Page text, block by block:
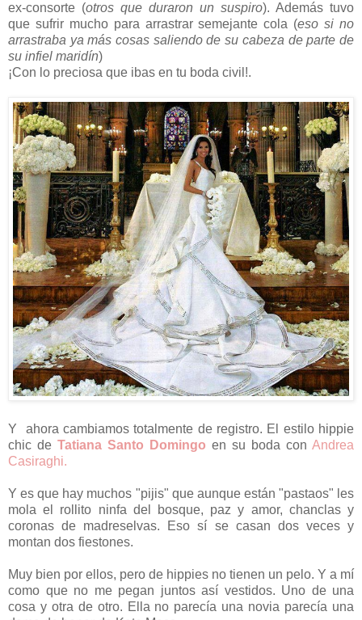
ex-consorte (otros que duraron un suspiro). Además tuvo
que sufrir mucho para arrastrar semejante cola (eso si no
arrastraba ya más cosas saliendo de su cabeza de parte de
su infiel maridín)
¡Con lo preciosa que ibas en tu boda civil!.
Y ahora cambiamos totalmente de registro. El estilo hippie
chic de Tatiana Santo Domingo en su boda con Andrea
Casiraghi.
Y es que hay muchos "pijis" que aunque están "pastaos" les
mola el rollito ninfa del bosque, paz y amor, chanclas y
coronas de madreselvas. Eso sí se casan dos veces y
montan dos fiestones.
Muy bien por ellos, pero de hippies no tienen un pelo. Y a mí
como que no me pegan juntos así vestidos. Uno de una
cosa y otra de otro. Ella no parecía una novia parecía una